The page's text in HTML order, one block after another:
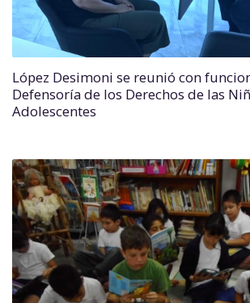
López Desimoni se reunió con
Defensoría de los Derechos de las
Adolescentes